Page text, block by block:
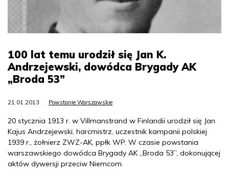
100 lat temu urodził się Jan K.
Andrzejewski, dowódca Brygady AK
„Broda 53”
21.01.2013 Powstanie Warszawskie
20 stycznia 1913 r. w Villmanstrand w Finlandii urodził się Jan
Kajus Andrzejewski, harcmistrz, uczestnik kampanii polskiej
1939 r., żołnierz ZWZ-AK, ppłk WP. W czasie powstania
warszawskiego dowódca Brygady AK „Broda 53”, dokonującej
aktów dywersji przeciw Niemcom.